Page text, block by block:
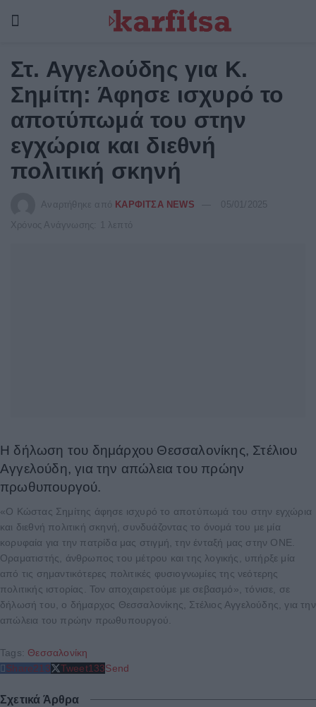
Στ. Αγγελούδης για Κ.
Σημίτη: Άφησε ισχυρό το
αποτύπωμά του στην
εγχώρια και διεθνή
πολιτική σκηνή
Αναρτήθηκε από ΚΑΡΦΙΤΣΑ NEWS
05/01/2025
Χρόνος Ανάγνωσης: 1 λεπτό
Η δήλωση του δημάρχου Θεσσαλονίκης, Στέλιου
Αγγελούδη, για την απώλεια του πρώην
πρωθυπουργού.
«Ο Κώστας Σημίτης άφησε ισχυρό το αποτύπωμά του στην εγχώρια
και διεθνή πολιτική σκηνή, συνδυάζοντας το όνομά του με μία
κορυφαία για την πατρίδα μας στιγμή, την ένταξή μας στην ΟΝΕ.
Οραματιστής, άνθρωπος του μέτρου και της λογικής, υπήρξε μία
από τις σημαντικότερες πολιτικές φυσιογνωμίες της νεότερης
πολιτικής ιστορίας. Τον αποχαιρετούμε με σεβασμό», τόνισε, σε
δήλωσή του, ο δήμαρχος Θεσσαλονίκης, Στέλιος Αγγελούδης, για την
απώλεια του πρώην πρωθυπουργού.
Tags: Θεσσαλονίκη
Share213 Tweet133Send
Σχετικά Άρθρα